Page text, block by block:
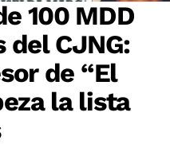
100 MDD
del CJNG:
de “El
la lista